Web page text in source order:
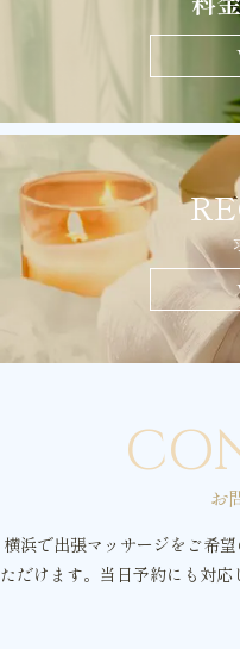
お
横浜で出張マッサージをご希
ただけます。当日予約にも対